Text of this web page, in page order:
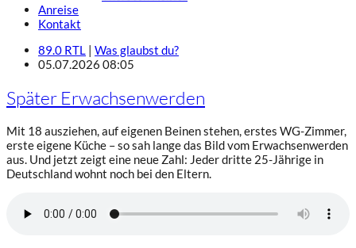
Anreise
Kontakt
89.0 RTL | Was glaubst du?
05.07.2026 08:05
Später Erwachsenwerden
Mit 18 ausziehen, auf eigenen Beinen stehen, erstes WG-Zimmer,
erste eigene Küche – so sah lange das Bild vom Erwachsenwerden
aus. Und jetzt zeigt eine neue Zahl: Jeder dritte 25-Jährige in
Deutschland wohnt noch bei den Eltern.